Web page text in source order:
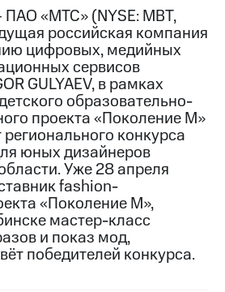
«МТС» (NYSE: MBT,
российская компания
цифровых, медийных
сервисов
GULYAEV, в рамках
образовательно-
проекта «Поколение М»
конкурса
юных дизайнеров
Уже 28 апреля
fashion-
«Поколение М»,
мастер-класс
и показ мод,
победителей конкурса.